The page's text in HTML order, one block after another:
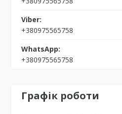
+380975565758
+380975565758
Графік роботи